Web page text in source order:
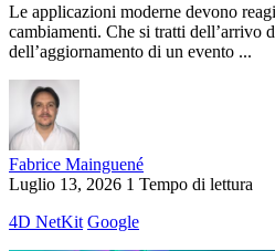
Le applicazioni moderne devono
cambiamenti. Che si tratti dell’arrivo
dell’aggiornamento di un evento ...
Fabrice Mainguené
Luglio 13, 2026 1 Tempo di lettura
4D NetKit Google